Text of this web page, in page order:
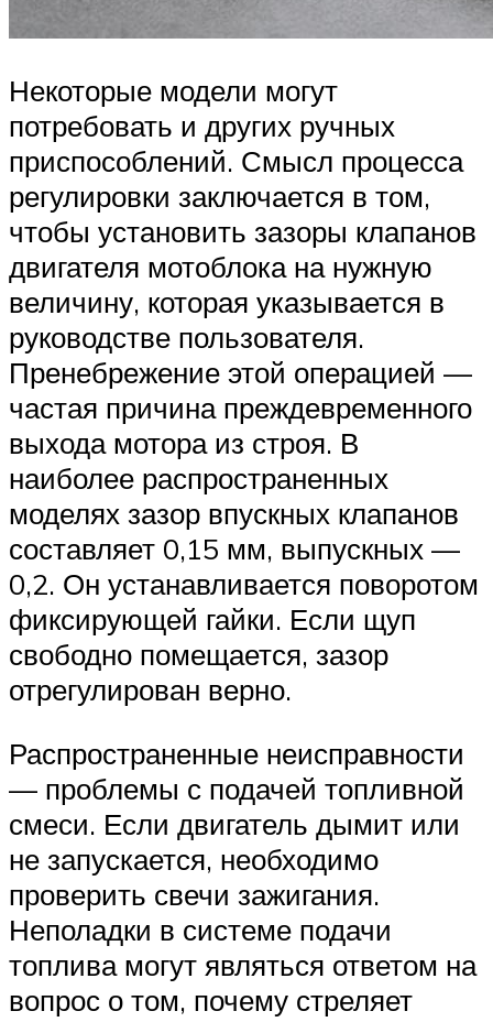
Некоторые модели могут
потребовать и других ручных
приспособлений. Смысл процесса
регулировки заключается в том,
чтобы установить зазоры клапанов
двигателя мотоблока на нужную
величину, которая указывается в
руководстве пользователя.
Пренебрежение этой операцией —
частая причина преждевременного
выхода мотора из строя. В
наиболее распространенных
моделях зазор впускных клапанов
составляет 0,15 мм, выпускных —
0,2. Он устанавливается поворотом
фиксирующей гайки. Если щуп
свободно помещается, зазор
отрегулирован верно.
Распространенные неисправности
— проблемы с подачей топливной
смеси. Если двигатель дымит или
не запускается, необходимо
проверить свечи зажигания.
Неполадки в системе подачи
топлива могут являться ответом на
вопрос о том, почему стреляет